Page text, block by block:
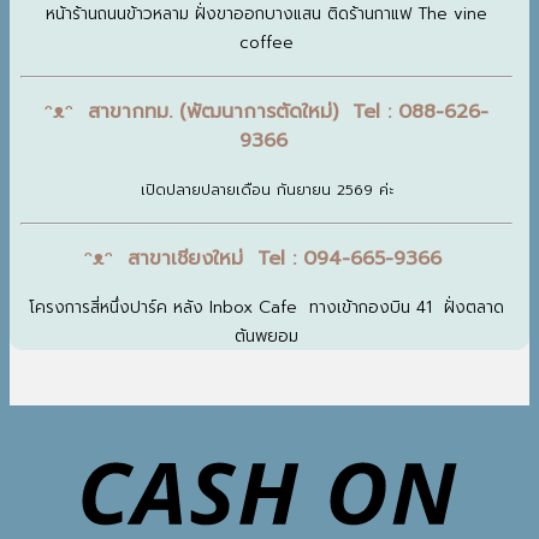
หน้าร้านถนนข้าวหลาม ฝั่งขาออกบางแสน ติดร้านกาแฟ The vine
coffee
ᵔᴥᵔ สาขากทม. (พัฒนาการตัดใหม่) Tel : 088-626-
9366
เปิดปลายปลายเดือน กันยายน 2569 ค่ะ
ᵔᴥᵔ สาขาเชียงใหม่ Tel : 094-665-9366
โครงการสี่หนึ่งปาร์ค หลัง Inbox Cafe ทางเข้ากองบิน 41 ฝั่งตลาด
ต้นพยอม